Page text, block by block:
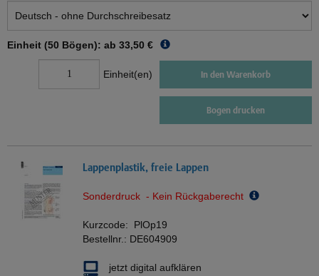
Einheit (50 Bögen): ab 33,50 €
Einheit(en) In den Warenkorb
Bogen drucken
Lappenplastik, freie Lappen
Sonderdruck - Kein Rückgaberecht
Kurzcode: PlOp19
Bestellnr.: DE604909
jetzt digital aufklären